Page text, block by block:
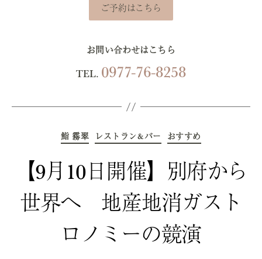
ご予約はこちら
お問い合わせはこちら
TEL. 0977-76-8258
テ
ゴ
ー
鮨 霧翠 レストラン&バー おすすめ
【9月10日開催】別府から
世界へ 地産地消ガスト
ロノミーの競演